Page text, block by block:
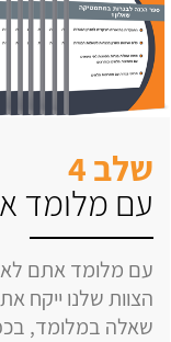
שלב 4
עם מלומד
עם מלומד אתם
הצוות שלנו ייקח
שאלה במלומד,